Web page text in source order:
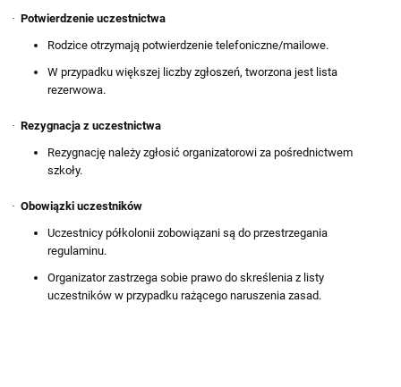
·Potwierdzenie uczestnictwa
Rodzice otrzymają potwierdzenie telefoniczne/mailowe.
W przypadku większej liczby zgłoszeń, tworzona jest lista
rezerwowa.
·Rezygnacja z uczestnictwa
Rezygnację należy zgłosić organizatorowi za pośrednictwem
szkoły.
·Obowiązki uczestników
Uczestnicy półkolonii zobowiązani są do przestrzegania
regulaminu.
Organizator zastrzega sobie prawo do skreślenia z listy
uczestników w przypadku rażącego naruszenia zasad.